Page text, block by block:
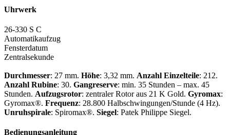
Uhrwerk
26-330 S C
Automatikaufzug
Fensterdatum
Zentralsekunde
Durchmesser: 27 mm. Höhe: 3,32 mm. Anzahl Einzelteile: 212.
Anzahl Rubine: 30. Gangreserve: min. 35 Stunden – max. 45
Stunden. Aufzugsrotor: zentraler Rotor aus 21 K Gold. Gyromax:
Gyromax®. Frequenz: 28.800 Halbschwingungen/Stunde (4 Hz).
Unruhspirale: Spiromax®. Siegel: Patek Philippe Siegel.
Bedienungsanleitung